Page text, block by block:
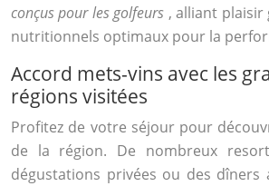
conçus pour les golfeurs , alliant
nutritionnels optimaux pour la
Accord mets-vins avec les
régions visitées
Profitez de votre séjour pour
de la région. De nombreux
dégustations privées ou des dîners